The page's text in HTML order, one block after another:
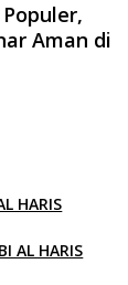
Aman di
HARIS
AL HARIS